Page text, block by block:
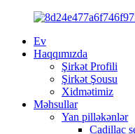
Ev
Haqqımızda
Şirkət Profili
Şirkət Şousu
Xidmətimiz
Məhsullar
Yan pilləkənlər
Cadillac